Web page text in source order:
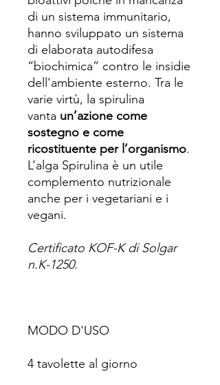
di un sistema immunitario,
hanno sviluppato un sistema
di elaborata autodifesa
“biochimica” contro le insidie
dell'ambiente esterno. Tra le
varie virtù, la spirulina
vanta un’azione come
sostegno e come
ricostituente per l’organismo.
L’alga Spirulina è un utile
complemento nutrizionale
anche per i vegetariani e i
vegani.
Certificato KOF-K di Solgar
n.K-1250.
MODO D'USO
4 tavolette al giorno